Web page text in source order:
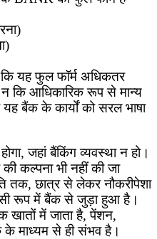
कि यह फुल फॉर्म अधिकतर
कि आधिकारिक रूप से मान्य
यह बैंक के कार्यों को सरल भाषा
जहां बैंकिंग व्यवस्था न हो।
कल्पना भी नहीं की जा
तक, छात्र से लेकर नौकरीपेशा
रूप में बैंक से जुड़ा हुआ है।
खातों में जाता है, पेंशन,
माध्यम से ही संभव है।